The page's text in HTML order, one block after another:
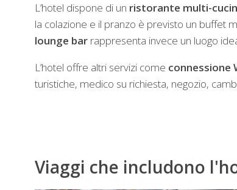
L’hotel dispone di un ristorante multi-
la colazione e il pranzo è previsto un buffet
lounge bar rappresenta invece un luogo
L’hotel offre altri servizi come connessione
turistiche, medico su richiesta, negozio,
Viaggi che includono